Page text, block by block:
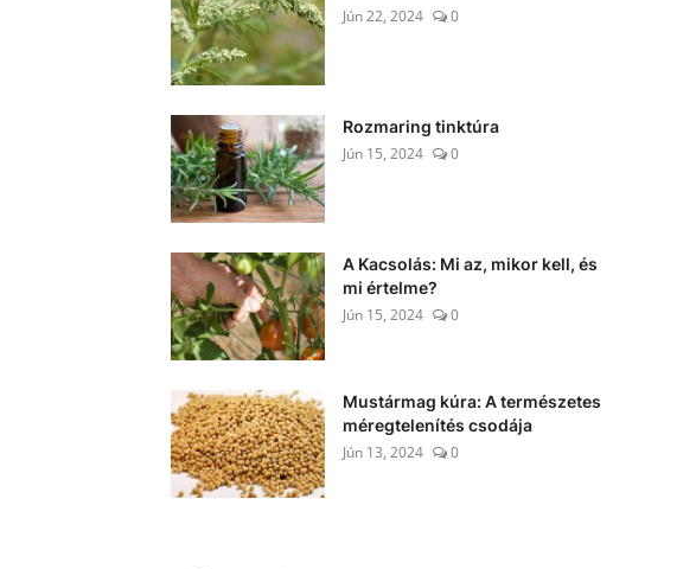
Jún 22, 2024
0
Rozmaring tinktúra
Jún 15, 2024
0
A Kacsolás: Mi az, mikor kell, és
mi értelme?
Jún 15, 2024
0
Mustármag kúra: A természetes
méregtelenítés csodája
Jún 13, 2024
0